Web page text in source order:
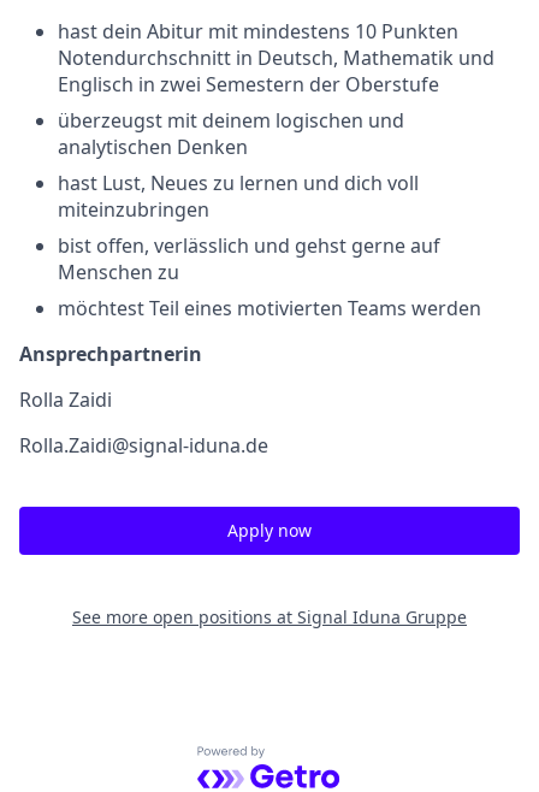
hast dein Abitur mit mindestens 10 Punkten
Notendurchschnitt in Deutsch, Mathematik und
Englisch ­in zwei Semestern der Oberstufe
überzeugst mit deinem logischen und
analytischen Denken
hast Lust, Neues zu lernen und dich voll
miteinzubringen
bist offen, verlässlich und gehst gerne auf
Menschen zu
möchtest Teil eines motivierten Teams werden
Ansprechpartnerin
Rolla Zaidi
Rolla.Zaidi@signal-iduna.de
Apply now
See more open positions at Signal Iduna Gruppe
Powered by Getro.com